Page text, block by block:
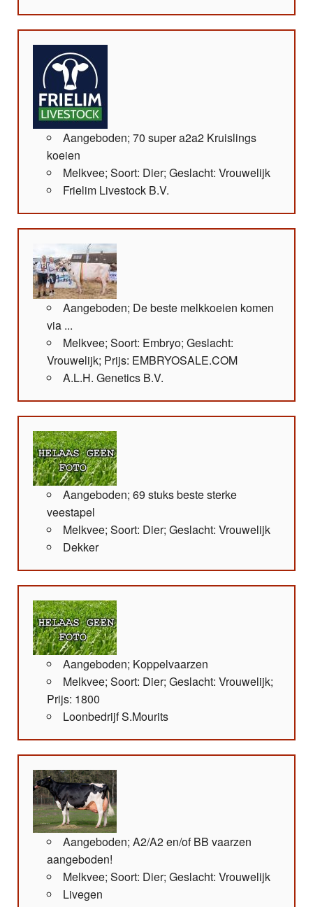
Aangeboden; 70 super a2a2 Kruislings
koeien
Melkvee; Soort: Dier; Geslacht: Vrouwelijk
Frielim Livestock B.V.
Aangeboden; De beste melkkoeien komen
via ...
Melkvee; Soort: Embryo; Geslacht:
Vrouwelijk; Prijs: EMBRYOSALE.COM
A.L.H. Genetics B.V.
Aangeboden; 69 stuks beste sterke
veestapel
Melkvee; Soort: Dier; Geslacht: Vrouwelijk
Dekker
Aangeboden; Koppelvaarzen
Melkvee; Soort: Dier; Geslacht: Vrouwelijk;
Prijs: 1800
Loonbedrijf S.Mourits
Aangeboden; A2/A2 en/of BB vaarzen
aangeboden!
Melkvee; Soort: Dier; Geslacht: Vrouwelijk
Livegen